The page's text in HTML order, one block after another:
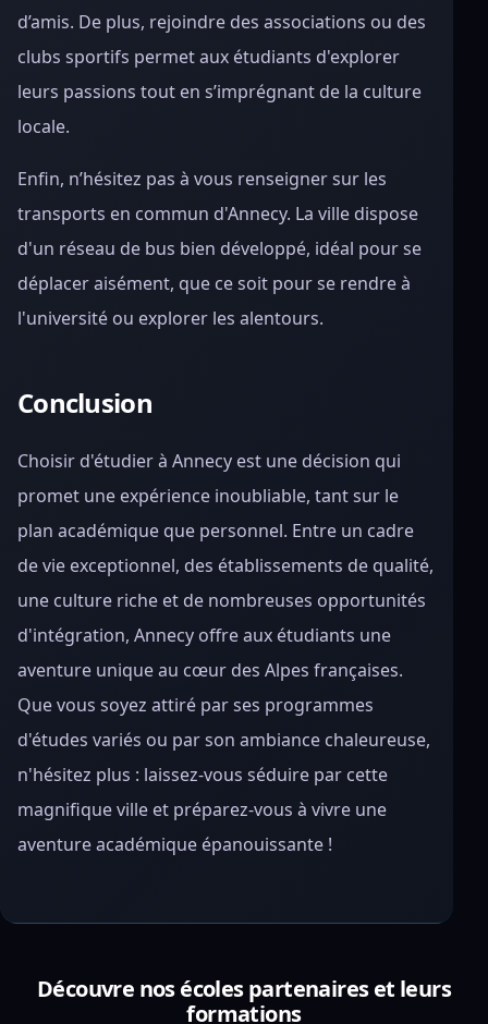
d’amis. De plus, rejoindre des associations ou des
clubs sportifs permet aux étudiants d'explorer
leurs passions tout en s’imprégnant de la culture
locale.
Enfin, n’hésitez pas à vous renseigner sur les
transports en commun d'Annecy. La ville dispose
d'un réseau de bus bien développé, idéal pour se
déplacer aisément, que ce soit pour se rendre à
l'université ou explorer les alentours.
Conclusion
Choisir d'étudier à Annecy est une décision qui
promet une expérience inoubliable, tant sur le
plan académique que personnel. Entre un cadre
de vie exceptionnel, des établissements de qualité,
une culture riche et de nombreuses opportunités
d'intégration, Annecy offre aux étudiants une
aventure unique au cœur des Alpes françaises.
Que vous soyez attiré par ses programmes
d'études variés ou par son ambiance chaleureuse,
n'hésitez plus : laissez-vous séduire par cette
magnifique ville et préparez-vous à vivre une
aventure académique épanouissante !
Découvre nos écoles partenaires et leurs
formations